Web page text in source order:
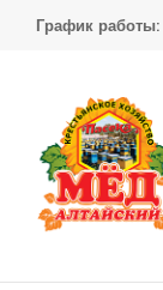
График работы:
для
Пасека